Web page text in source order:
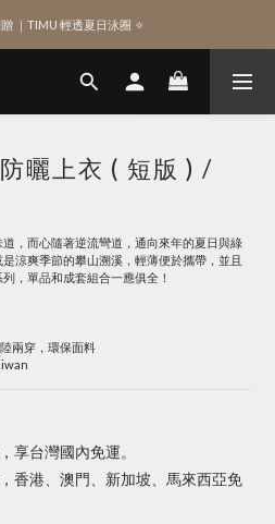
會員，獲得 $100 購物金
｜TIMU 輕透夏日泳圈 🔅
新會員，獲得 $100 購物金
曬上衣 ( 短版 ) /
，而心隨著逆流彎道，通向來年的夏日與綠
涼爽季節的攀山溯溪，輕薄便於攜帶，並且
，單品和成套組合一應俱全！
兩穿，環保面料
享台灣國內免運。
香港、澳門、新加坡、馬來西亞免